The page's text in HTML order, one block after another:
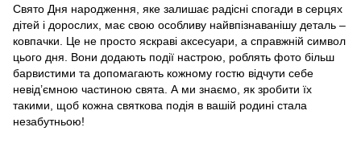
Свято Дня народження, яке залишає радісні спогади в серцях
дітей і дорослих, має свою особливу найвпізнаванішу деталь –
ковпачки. Це не просто яскраві аксесуари, а справжній символ
цього дня. Вони додають події настрою, роблять фото більш
барвистими та допомагають кожному гостю відчути себе
невід’ємною частиною свята. А ми знаємо, як зробити їх
такими, щоб кожна святкова подія в вашій родині стала
незабутньою!